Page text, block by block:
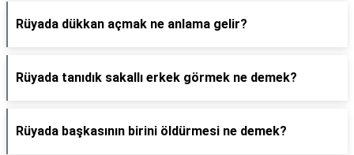
Rüyada dükkan açmak ne anlama gelir?
Rüyada tanıdık sakallı erkek görmek ne demek?
Rüyada başkasının birini öldürmesi ne demek?